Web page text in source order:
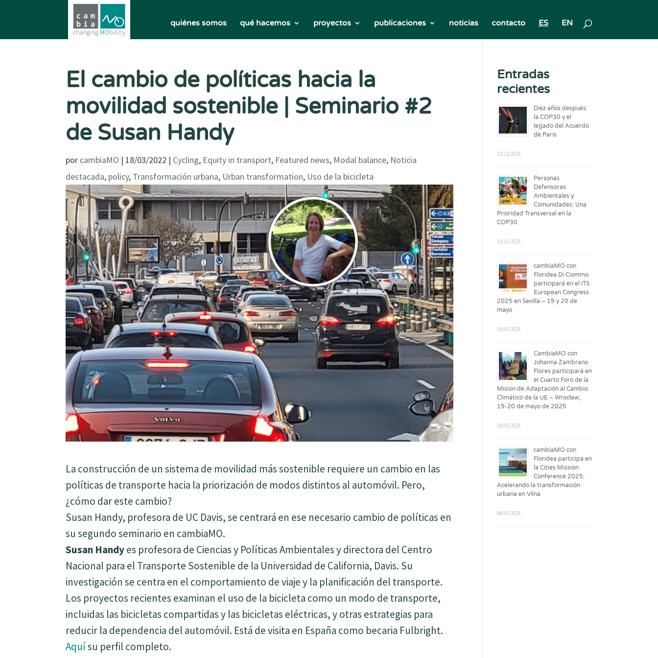
quiénes somos qué hacemos proyectos publicaciones noticias contacto ES EN
El cambio de políticas hacia la
movilidad sostenible | Seminario #2
de Susan Handy
por cambiaMO | 18/03/2022 | Cycling, Equity in transport, Featured news, Modal balance, Noticia
destacada, policy, Transformación urbana, Urban transformation, Uso de la bicicleta
La construcción de un sistema de movilidad más sostenible requiere un cambio en las
políticas de transporte hacia la priorización de modos distintos al automóvil. Pero,
¿cómo dar este cambio?
Susan Handy, profesora de UC Davis, se centrará en ese necesario cambio de políticas en
su segundo seminario en cambiaMO.
Susan Handyes profesora de Ciencias y Políticas Ambientales y directora del Centro
Nacional para el Transporte Sostenible de la Universidad de California, Davis. Su
investigación se centra en el comportamiento de viaje y la planificación del transporte.
Los proyectos recientes examinan el uso de la bicicleta como un modo de transporte,
incluidas las bicicletas compartidas y las bicicletas eléctricas, y otras estrategias para
reducir la dependencia del automóvil. Está de visita en España como becaria Fulbright.
Aquísu perfil completo.
Entradas
recientes
Diez años después:
la COP30 y el
legado del Acuerdo
de París
12/12/2025
Personas
Defensoras
Ambientales y
Comunidades: Una
Prioridad Transversal en la
COP30
13/11/2025
cambiaMO con
Floridea Di Ciommo
participará en el ITS
European Congress
2025 en Sevilla – 19 y 20 de
mayo
19/05/2025
CambiaMO con
Johanna Zambrano
Flores participará en
el Cuarto Foro de la
Misión de Adaptación al Cambio
Climático de la UE – Wrocław,
19-20 de mayo de 2025
19/05/2025
cambiaMO con
Floridea participa en
la Cities Mission
Conference 2025:
Acelerando la transformación
urbana en Vilna
06/05/2025